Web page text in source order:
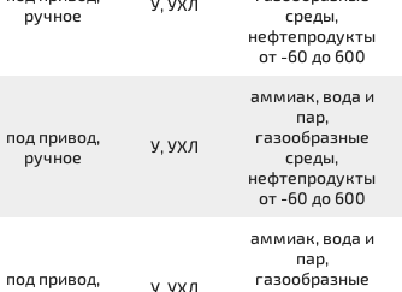
ручное
У, УХЛ
среды,
нефтепродукты
от -60 до 600
под привод,
ручное
У, УХЛ
аммиак, вода и
пар,
газообразные
среды,
нефтепродукты
от -60 до 600
под привод,
У, УХЛ
аммиак, вода и
пар,
газообразные